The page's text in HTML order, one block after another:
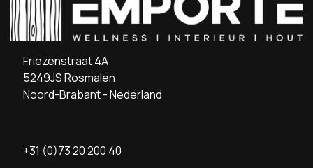
Friezenstraat 4A
5249JS Rosmalen
Noord-Brabant - Nederland
+31 (0)73 20 200 40